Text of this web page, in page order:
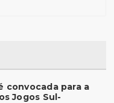
convocada para a
Jogos Sul-